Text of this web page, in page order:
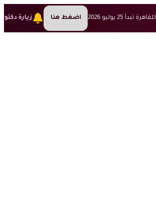
للقاهرة تبدأ 25 يوليو 2026 اضغط هنا زيارة